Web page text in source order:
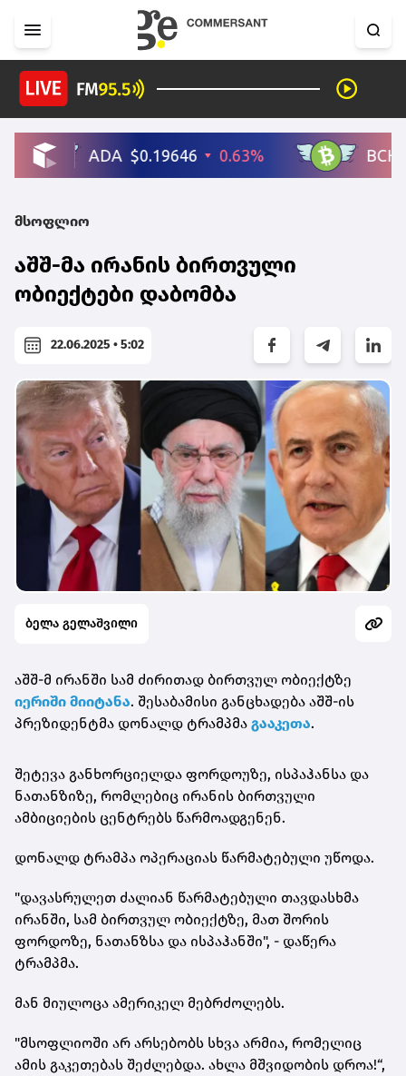
მსოფლიო
აშშ-მა ირანის ბირთვული
ობიექტები დაბომბა
22.06.2025 • 5:02
ბელა გელაშვილი
აშშ-მ ირანში სამ ძირითად ბირთვულ ობიექტზე
იერიში მიიტანა. შესაბამისი განცხადება აშშ-ის
პრეზიდენტმა დონალდ ტრამპმა გააკეთა.
შეტევა განხორციელდა ფორდოუზე, ისპაჰანსა და
ნათანზიზე, რომლებიც ირანის ბირთვული
ამბიციების ცენტრებს წარმოადგენენ.
დონალდ ტრამპა ოპერაციას წარმატებული უწოდა.
"დავასრულეთ ძალიან წარმატებული თავდასხმა
ირანში, სამ ბირთვულ ობიექტზე, მათ შორის
ფორდოზე, ნათანზსა და ისპაჰანში", - დაწერა
ტრამპმა.
მან მიულოცა ამერიკელ მებრძოლებს.
"მსოფლიოში არ არსებობს სხვა არმია, რომელიც
ამის გაკეთებას შეძლებდა. ახლა მშვიდობის დროა!“,